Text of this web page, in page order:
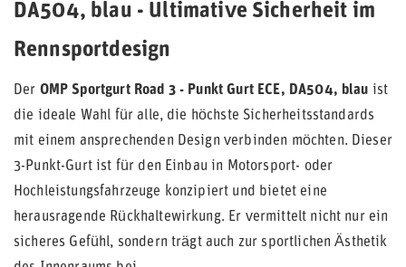
DA504, blau - Ultimative Sicherheit im
Rennsportdesign
Der OMP Sportgurt Road 3 - Punkt Gurt ECE, DA504, blau ist
die ideale Wahl für alle, die höchste Sicherheitsstandards
mit einem ansprechenden Design verbinden möchten. Dieser
3-Punkt-Gurt ist für den Einbau in Motorsport- oder
Hochleistungsfahrzeuge konzipiert und bietet eine
herausragende Rückhaltewirkung. Er vermittelt nicht nur ein
sicheres Gefühl, sondern trägt auch zur sportlichen Ästhetik